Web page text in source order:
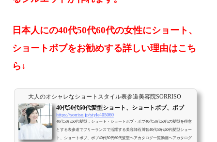
日本人にの40代50代60代の女性にショート、
ショートボブをお勧めする詳しい理由はこち
ら↓
大人のオシャレなショートスタイル表参道美容院SORRISO
40代50代60代髪型ショート、ショートボブ、ボブ
https://sorriso.jp/style405060
40代50代60代髪型：ショート・ショートボブ・ボブ40代50代60代の髪型を得意
とする表参道でフリーランスで活躍する美容師石川智40代50代60代髪型ショー
ト、ショートボブ、ボブ40代50代60代髪型ヘアカタログ一覧動画ヘアカタログ